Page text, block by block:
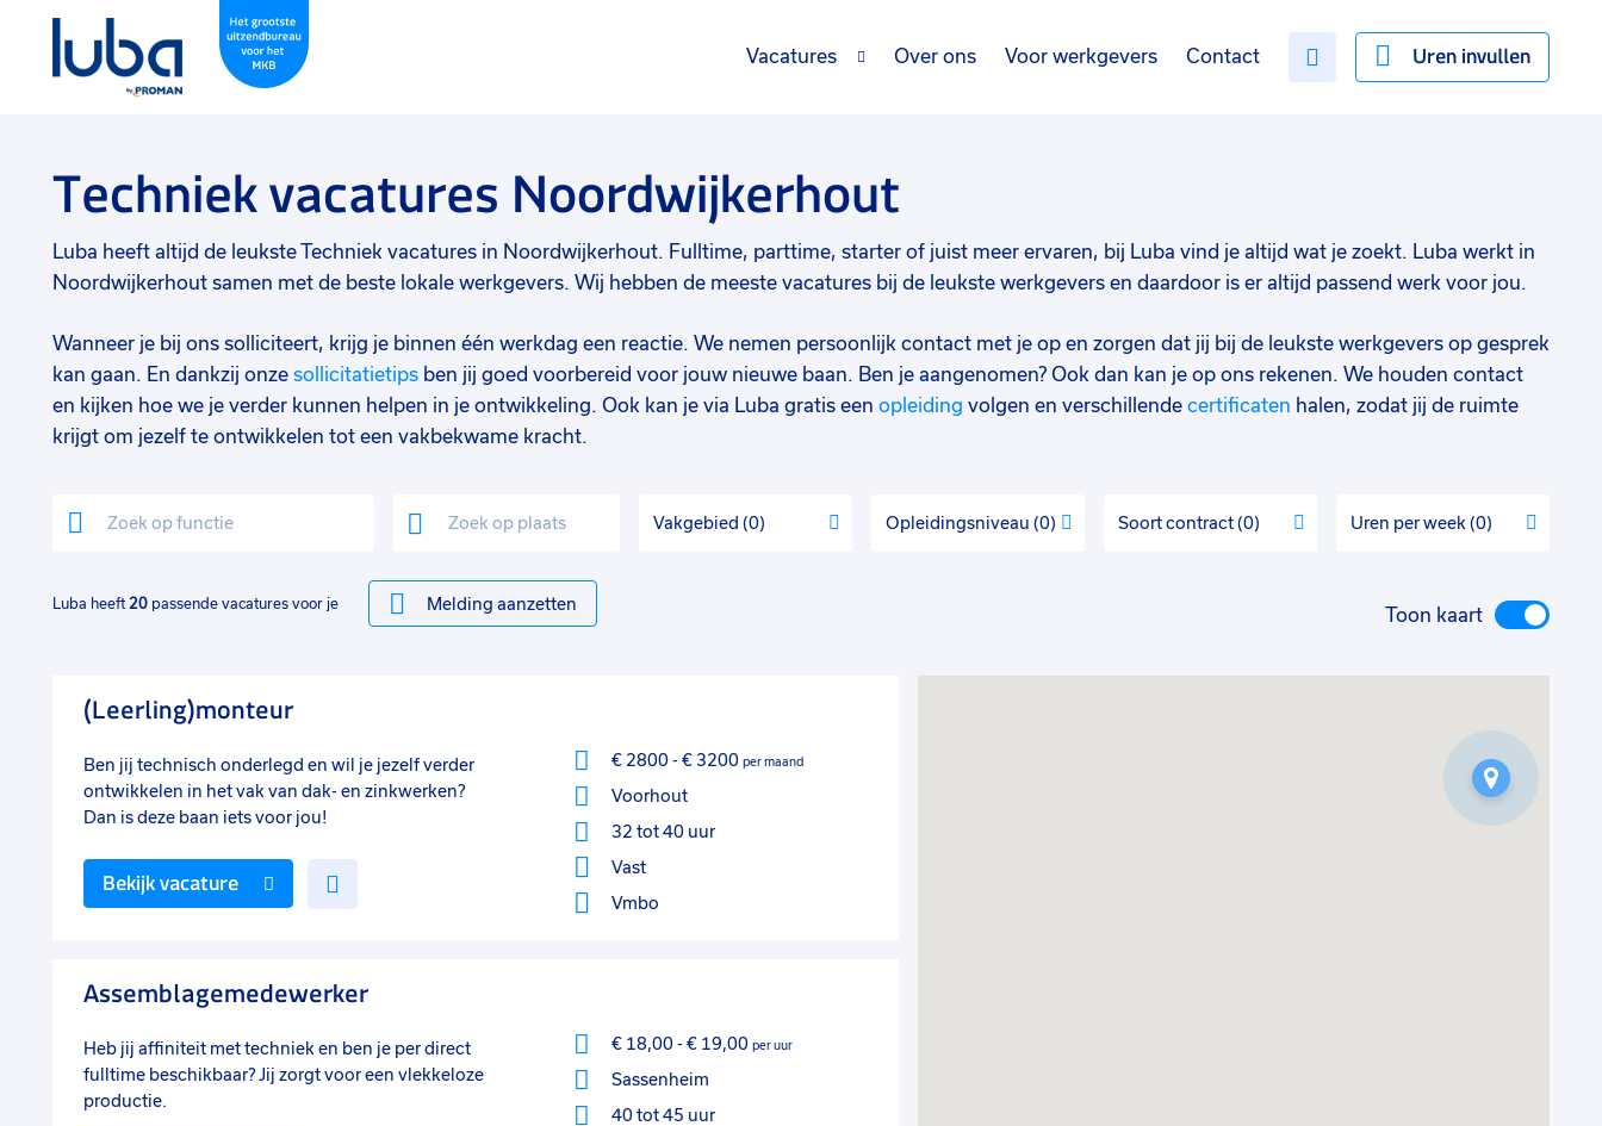
Uren invullen
Vacatures Over ons Voor werkgevers Contact
Techniek vacatures Noordwijkerhout
Luba heeft altijd de leukste Techniek vacatures in Noordwijkerhout. Fulltime, parttime, starter of juist meer ervaren, bij Luba vind je altijd wat je zoekt. Luba werkt in
Noordwijkerhout samen met de beste lokale werkgevers. Wij hebben de meeste vacatures bij de leukste werkgevers en daardoor is er altijd passend werk voor jou.
Wanneer je bij ons solliciteert, krijg je binnen één werkdag een reactie. We nemen persoonlijk contact met je op en zorgen dat jij bij de leukste werkgevers op gesprek
kan gaan. En dankzij onze sollicitatietips ben jij goed voorbereid voor jouw nieuwe baan. Ben je aangenomen? Ook dan kan je op ons rekenen. We houden contact
en kijken hoe we je verder kunnen helpen in je ontwikkeling. Ook kan je via Luba gratis een opleiding volgen en verschillende certificaten halen, zodat jij de ruimte
krijgt om jezelf te ontwikkelen tot een vakbekwame kracht.
Vakgebied 0 Opleidingsniveau 0 Soort contract 0 Uren per week 0
Luba heeft 20 passende vacatures voor je Melding aanzetten Toon kaart
(Leerling)monteur
Ben jij technisch onderlegd en wil je jezelf verder
ontwikkelen in het vak van dak- en zinkwerken?
Dan is deze baan iets voor jou!
€ 2800- € 3200 per maand
Voorhout
32 tot 40 uur
Vast
Vmbo
Bekijk vacature
Assemblagemedewerker
Heb jij affiniteit met techniek en ben je per direct
fulltime beschikbaar? Jij zorgt voor een vlekkeloze
productie.
€ 18,00- € 19,00 per uur
Sassenheim
40 tot 45 uur